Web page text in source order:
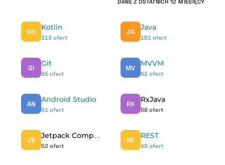
DANE Z OSTATNICH 12 MIESIĘCY
KO
Kotlin
313 ofert
JA
Java
181 ofert
GI
Git
85 ofert
MV
MVVM
62 ofert
AN
Android Studio
61 ofert
RX
RxJava
58 ofert
JE
52 ofert
RE
REST
49 ofert